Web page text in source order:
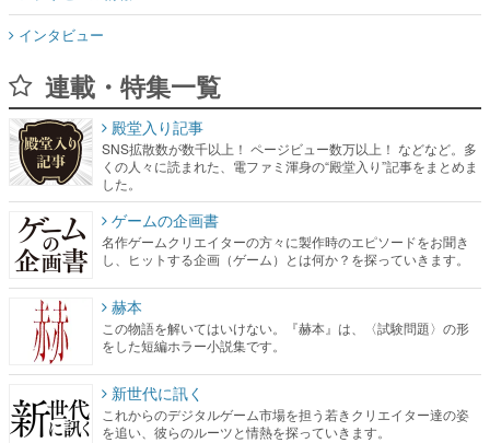
インタビュー
連載・特集一覧
殿堂入り記事
SNS拡散数が数千以上！ ページビュー数万以上！ などなど。多
くの人々に読まれた、電ファミ渾身の“殿堂入り”記事をまとめま
した。
ゲームの企画書
名作ゲームクリエイターの方々に製作時のエピソードをお聞き
し、ヒットする企画（ゲーム）とは何か？を探っていきます。
赫本
この物語を解いてはいけない。『赫本』は、〈試験問題〉の形
をした短編ホラー小説集です。
新世代に訊く
これからのデジタルゲーム市場を担う若きクリエイター達の姿
を追い、彼らのルーツと情熱を探っていきます。